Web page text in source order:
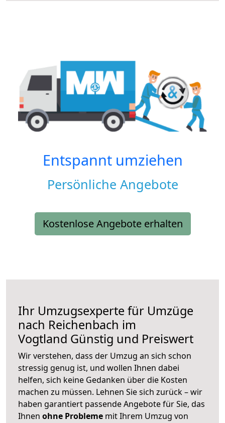
Entspannt umziehen
Persönliche Angebote
Kostenlose Angebote erhalten
Ihr Umzugsexperte für Umzüge
nach Reichenbach im
Vogtland Günstig und Preiswert
Wir verstehen, dass der Umzug an sich schon
stressig genug ist, und wollen Ihnen dabei
helfen, sich keine Gedanken über die Kosten
machen zu müssen. Lehnen Sie sich zurück – wir
haben garantiert passende Angebote für Sie, das
Ihnen ohne Probleme mit Ihrem Umzug von